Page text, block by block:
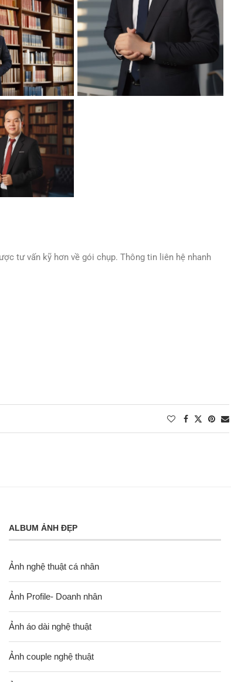
tư vấn kỹ hơn về gói chụp. Thông tin liên hệ nhanh
ALBUM ẢNH ĐẸP
Ảnh nghệ thuật cá nhân
Ảnh Profile- Doanh nhân
Ảnh áo dài nghệ thuật
Ảnh couple nghệ thuật